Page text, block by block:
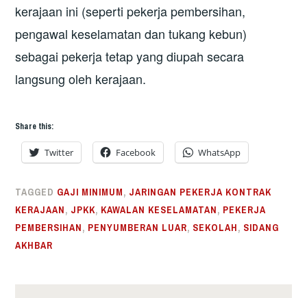
kerajaan ini (seperti pekerja pembersihan,
pengawal keselamatan dan tukang kebun)
sebagai pekerja tetap yang diupah secara
langsung oleh kerajaan.
Share this:
Twitter Facebook WhatsApp
TAGGED GAJI MINIMUM, JARINGAN PEKERJA KONTRAK
KERAJAAN, JPKK, KAWALAN KESELAMATAN, PEKERJA
PEMBERSIHAN, PENYUMBERAN LUAR, SEKOLAH, SIDANG
AKHBAR